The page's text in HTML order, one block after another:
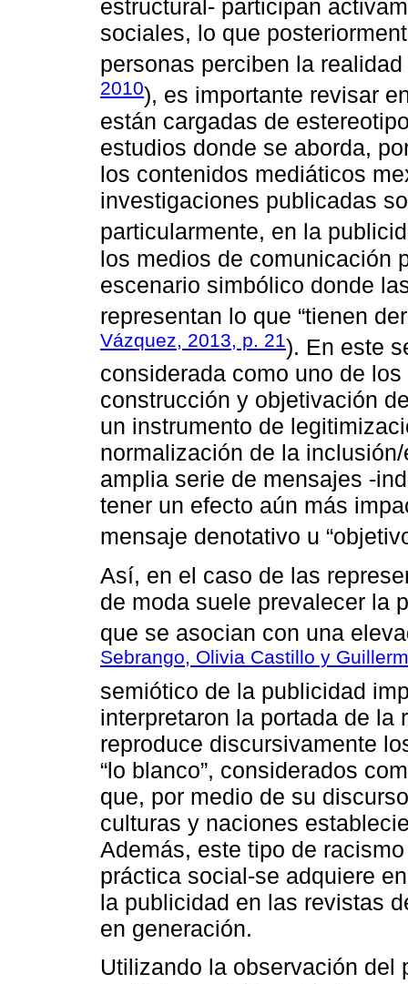
estructural- participan
sociales, lo que
personas perciben la
2010), es importante revisar
están cargadas de
estudios donde se aborda,
los contenidos mediáticos
investigaciones publicadas
particularmente, en la
los medios de comunicación
escenario simbólico donde
representan lo que “tienen
Vázquez, 2013, p. 21). En este
considerada como uno de
construcción y objetivación
un instrumento de
normalización de la
amplia serie de mensajes -
tener un efecto aún más
mensaje denotativo u
Así, en el caso de las
de moda suele prevalecer la
que se asocian con una
Sebrango, Olivia Castillo y
semiótico de la publicidad
interpretaron la portada de la
reproduce discursivamente
“lo blanco”, considerados
que, por medio de su
culturas y naciones
Además, este tipo de
práctica social-se adquiere
la publicidad en las revistas
en generación.
Utilizando la observación del